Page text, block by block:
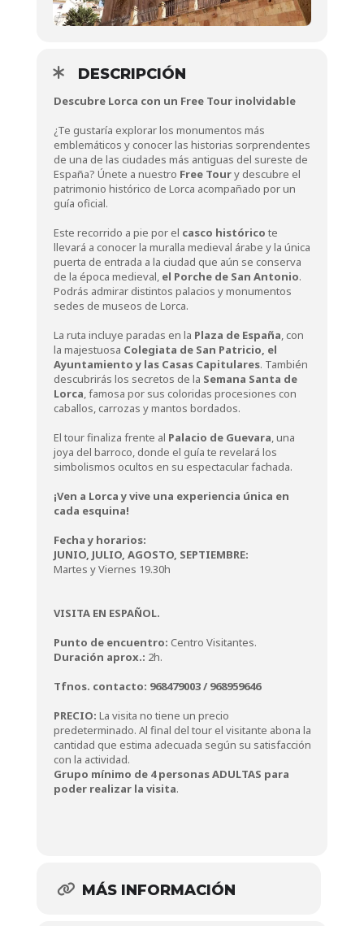
DESCRIPCIÓN
Descubre Lorca con un Free Tour inolvidable
¿Te gustaría explorar los monumentos más
emblemáticos y conocer las historias sorprendentes
de una de las ciudades más antiguas del sureste de
España? Únete a nuestro Free Toury descubre el
patrimonio histórico de Lorca acompañado por un
guía oficial.
Este recorrido a pie por el casco histórico te
llevará a conocer la muralla medieval árabe y la única
puerta de entrada a la ciudad que aún se conserva
de la época medieval, el Porche de San Antonio.
Podrás admirar distintos palacios y monumentos
sedes de museos de Lorca.
La ruta incluye paradas en la Plaza de España, con
la majestuosa Colegiata de San Patricio, el
Ayuntamiento y las Casas Capitulares. También
descubrirás los secretos de la Semana Santa de
Lorca, famosa por sus coloridas procesiones con
caballos, carrozas y mantos bordados.
El tour finaliza frente al Palacio de Guevara, una
joya del barroco, donde el guía te revelará los
simbolismos ocultos en su espectacular fachada.
¡Ven a Lorca y vive una experiencia única en
cada esquina!
Fecha y horarios:
JUNIO, JULIO, AGOSTO, SEPTIEMBRE:
Martes y Viernes 19.30h
VISITA EN ESPAÑOL.
Punto de encuentro: Centro Visitantes.
Duración aprox.: 2h.
Tfnos. contacto: 968479003 / 968959646
PRECIO: La visita no tiene un precio
predeterminado. Al final del tour el visitante abona la
cantidad que estima adecuada según su satisfacción
con la actividad.
Grupo mínimo de 4 personas ADULTAS para
poder realizar la visita.
MÁS INFORMACIÓN